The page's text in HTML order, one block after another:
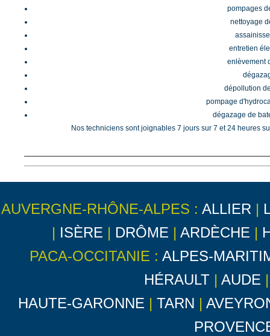
pompages
nettoyage
entretien
enlèvement
dépollution
pompage
dégazage de
Nos techniciens sont joignables 7 jours sur 7 et 24 heures
AUVERGNE-RHÔNE-ALPES : ALLIER |
| ISÈRE | DRÔME | ARDÈCHE |
PACA-OCCITANIE : ALPES-
HÉRAULT | AUDE
HAUTE-GARONNE | TARN |